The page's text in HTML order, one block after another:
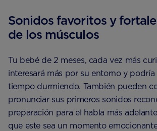
Sonidos favoritos y
de los músculos
Tu bebé de 2 meses, cada vez más
interesará más por su entorno y podría
tiempo durmiendo. También pueden
pronunciar sus primeros sonidos
preparación para el habla más
que este sea un momento